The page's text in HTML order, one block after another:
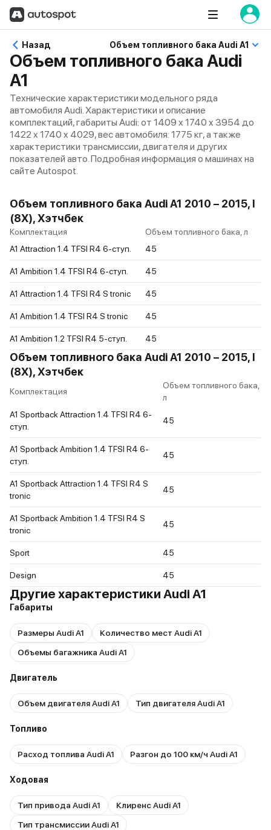
Назад Объем топливного бака Audi A1
Объем топливного бака Audi
A1
Технические характеристики модельного ряда
автомобиля Audi. Характеристики и описание
комплектаций, габариты Audi: от 1409 x 1740 x 3954 до
1422 x 1740 x 4029, вес автомобиля: 1775 кг, а также
характеристики трансмиссии, двигателя и других
показателей авто. Подробная информация о машинах на
сайте Autospot.
Объем топливного бака Audi A1 2010 – 2015, I
(8X), Хэтчбек
Комплектация
Объем топливного бака, л
A1 Attraction 1.4 TFSI R4 6-ступ.
45
A1 Ambition 1.4 TFSI R4 6-ступ. 45
A1 Attraction 1.4 TFSI R4 S tronic 45
A1 Ambition 1.4 TFSI R4 S tronic 45
A1 Ambition 1.2 TFSI R4 5-ступ. 45
Объем топливного бака Audi A1 2010 – 2015, I
(8X), Хэтчбек
Комплектация
Объем топливного бака,
л
A1 Sportback Attraction 1.4 TFSI R4 6-
ступ.
45
A1 Sportback Ambition 1.4 TFSI R4 6-
ступ.
45
A1 Sportback Attraction 1.4 TFSI R4 S
tronic
45
A1 Sportback Ambition 1.4 TFSI R4 S
tronic
45
Sport 45
Design 45
Другие характеристики Audi A1
Габариты
Размеры Audi A1
Количество мест Audi A1
Объемы багажника Audi A1
Двигатель
Объем двигателя Audi A1 Тип двигателя Audi A1
Топливо
Расход топлива Audi A1 Разгон до 100 км/ч Audi A1
Ходовая
Тип привода Audi A1
Клиренс Audi A1
Тип трансмиссии Audi A1